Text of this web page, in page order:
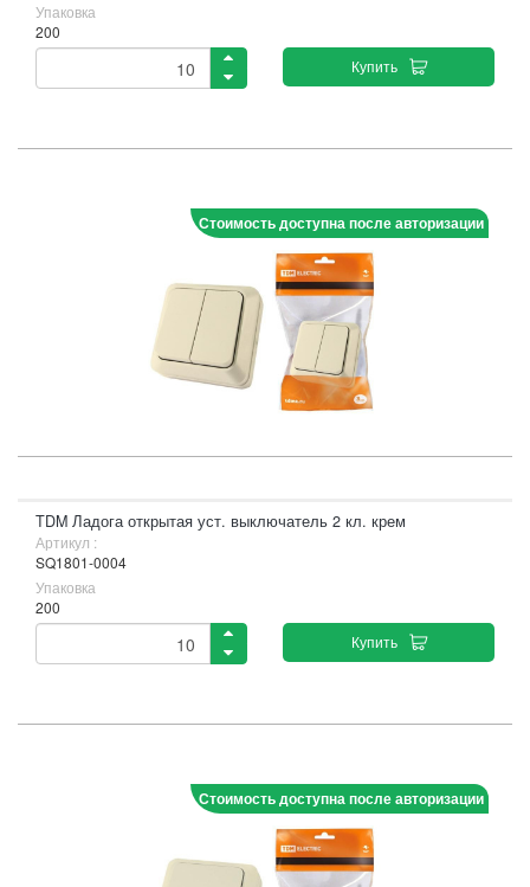
Упаковка
200
Купить
Стоимость доступна после авторизации
TDM Ладога открытая уст. выключатель 2 кл. крем
Артикул :
SQ1801-0004
Упаковка
200
Купить
Стоимость доступна после авторизации